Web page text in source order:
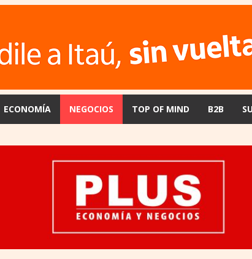
ECONOMÍA NEGOCIOS TOP OF MIND B2B